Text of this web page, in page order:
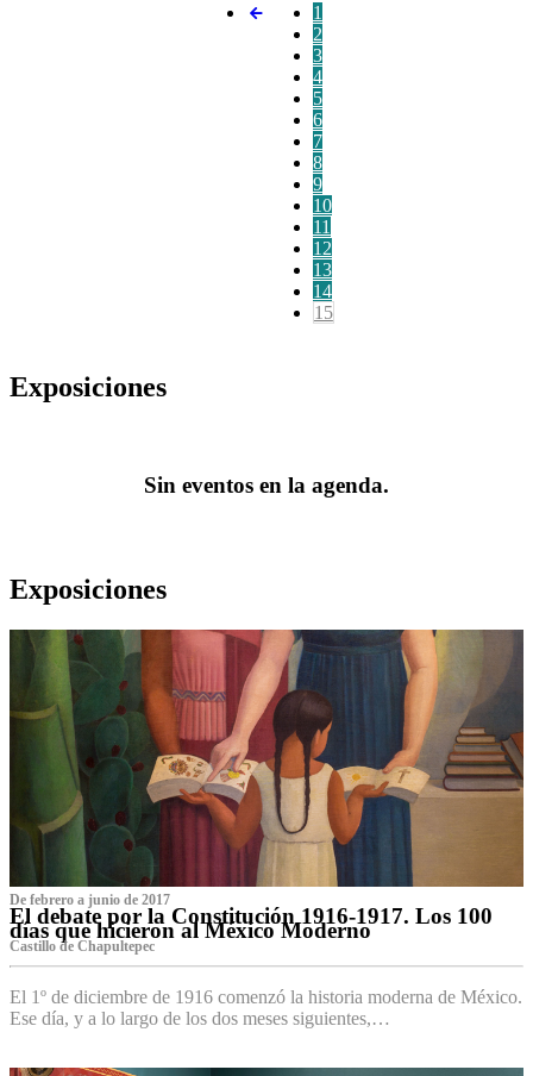
1
2
3
4
5
6
7
8
9
10
11
12
13
14
15
Exposiciones
Sin eventos en la agenda.
Exposiciones
De febrero a junio de 2017
El debate por la Constitución 1916-1917. Los 100
días que hicieron al México Moderno
Castillo de Chapultepec
El 1º de diciembre de 1916 comenzó la historia moderna de México.
Ese día, y a lo largo de los dos meses siguientes,…